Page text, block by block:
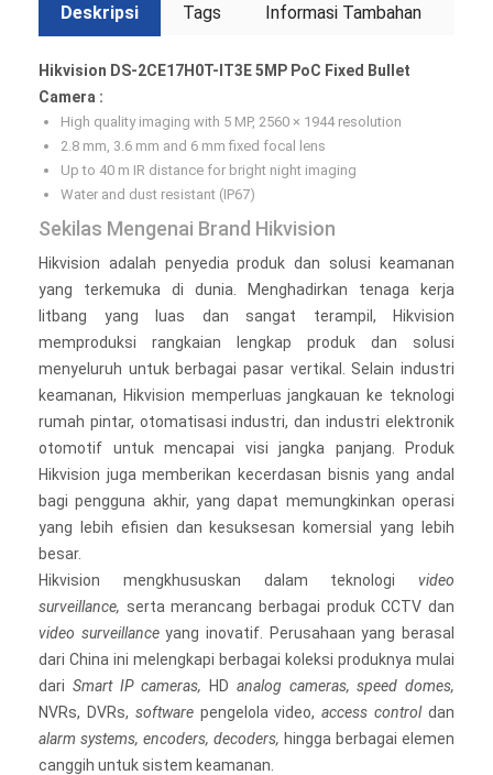
Deskripsi Tags Informasi Tambahan
Hikvision DS-2CE17H0T-IT3E 5MP PoC Fixed Bullet
Camera :
High quality imaging with 5 MP, 2560 × 1944 resolution
2.8 mm, 3.6 mm and 6 mm fixed focal lens
Up to 40 m IR distance for bright night imaging
Water and dust resistant (IP67)
Sekilas Mengenai Brand Hikvision
Hikvision adalah penyedia produk dan solusi keamanan
yang terkemuka di dunia. Menghadirkan tenaga kerja
litbang yang luas dan sangat terampil, Hikvision
memproduksi rangkaian lengkap produk dan solusi
menyeluruh untuk berbagai pasar vertikal. Selain industri
keamanan, Hikvision memperluas jangkauan ke teknologi
rumah pintar, otomatisasi industri, dan industri elektronik
otomotif untuk mencapai visi jangka panjang. Produk
Hikvision juga memberikan kecerdasan bisnis yang andal
bagi pengguna akhir, yang dapat memungkinkan operasi
yang lebih efisien dan kesuksesan komersial yang lebih
besar.
Hikvision mengkhususkan dalam teknologi video
surveillance, serta merancang berbagai produk CCTV dan
video surveillanceyang inovatif. Perusahaan yang berasal
dari China ini melengkapi berbagai koleksi produknya mulai
dari Smart IP cameras, HD analog cameras, speed domes,
NVRs, DVRs, softwarepengelola video,access controldan
alarm systems, encoders, decoders, hingga berbagai elemen
canggih untuk sistem keamanan.